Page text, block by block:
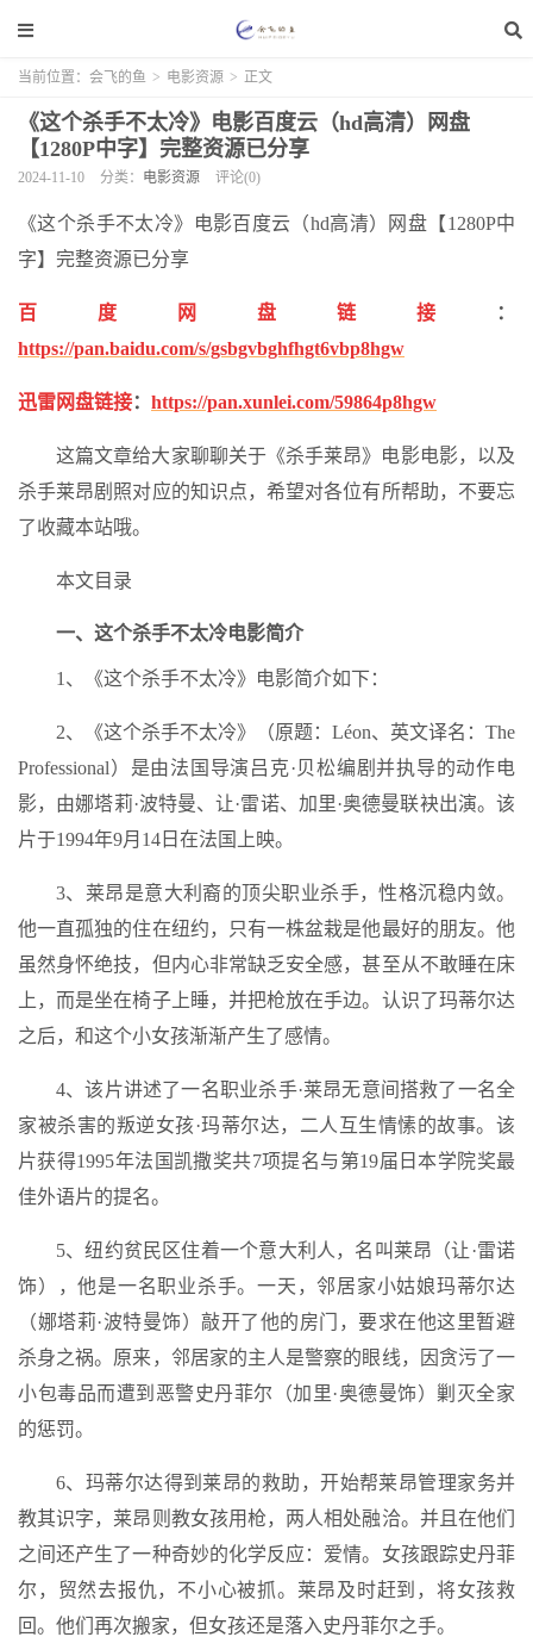
当前位置： 会飞的鱼 > 电影资源 > 正文
《这个杀手不太冷》电影百度云（hd高清）网盘
【1280P中字】完整资源已分享
2024-11-10 分类： 电影资源 评论(0)
《这个杀手不太冷》电影百度云（hd高清）网盘【1280P中
字】完整资源已分享
百度网盘链接
：
https://pan.baidu.com/s/gsbgvbghfhgt6vbp8hgw
迅雷网盘链接： https://pan.xunlei.com/59864p8hgw
这篇文章给大家聊聊关于《杀手莱昂》电影电影，以及
杀手莱昂剧照对应的知识点，希望对各位有所帮助，不要忘
了收藏本站哦。
本文目录
一、这个杀手不太冷电影简介
1、《这个杀手不太冷》电影简介如下：
2、《这个杀手不太冷》（原题：Léon、英文译名：The
Professional）是由法国导演吕克·贝松编剧并执导的动作电
影，由娜塔莉·波特曼、让·雷诺、加里·奥德曼联袂出演。该
片于1994年9月14日在法国上映。
3、莱昂是意大利裔的顶尖职业杀手，性格沉稳内敛。
他一直孤独的住在纽约，只有一株盆栽是他最好的朋友。他
虽然身怀绝技，但内心非常缺乏安全感，甚至从不敢睡在床
上，而是坐在椅子上睡，并把枪放在手边。认识了玛蒂尔达
之后，和这个小女孩渐渐产生了感情。
4、该片讲述了一名职业杀手·莱昂无意间搭救了一名全
家被杀害的叛逆女孩·玛蒂尔达，二人互生情愫的故事。该
片获得1995年法国凯撒奖共7项提名与第19届日本学院奖最
佳外语片的提名。
5、纽约贫民区住着一个意大利人，名叫莱昂（让·雷诺
饰），他是一名职业杀手。一天，邻居家小姑娘玛蒂尔达
（娜塔莉·波特曼饰）敲开了他的房门，要求在他这里暂避
杀身之祸。原来，邻居家的主人是警察的眼线，因贪污了一
小包毒品而遭到恶警史丹菲尔（加里·奥德曼饰）剿灭全家
的惩罚。
6、玛蒂尔达得到莱昂的救助，开始帮莱昂管理家务并
教其识字，莱昂则教女孩用枪，两人相处融洽。并且在他们
之间还产生了一种奇妙的化学反应：爱情。女孩跟踪史丹菲
尔，贸然去报仇，不小心被抓。莱昂及时赶到，将女孩救
回。他们再次搬家，但女孩还是落入史丹菲尔之手。